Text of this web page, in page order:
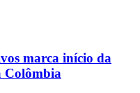
marca início da
Colômbia